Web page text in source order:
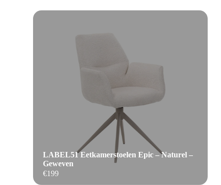
€199
LABEL51 Eetkamerstoelen Epic – Naturel –
Geweven